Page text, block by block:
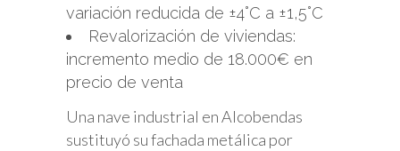
variación reducida de ±4°C a ±1,5°C
Revalorización de viviendas:
incremento medio de 18.000€ en
precio de venta
Una nave industrial en Alcobendas
sustituyó su fachada metálica por